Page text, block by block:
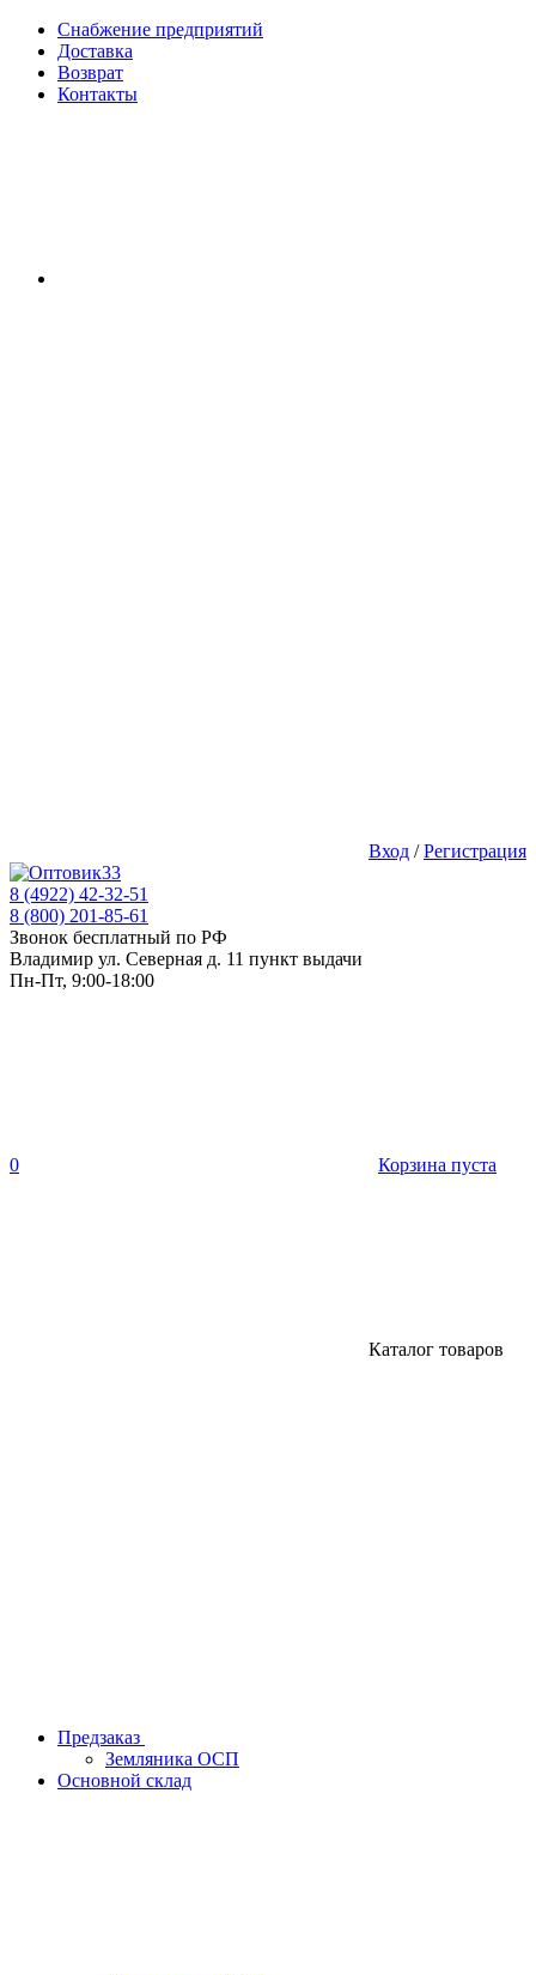
Снабжение предприятий
Доставка
Возврат
Контакты
Вход /Регистрация
8 (4922) 42-32-51
8 (800) 201-85-61
Звонок бесплатный по РФ
Владимир ул. Северная д. 11 пункт выдачи
Пн-Пт, 9:00-18:00
0 Корзина пуста
Каталог товаров
Предзаказ
Земляника ОСП
Основной склад